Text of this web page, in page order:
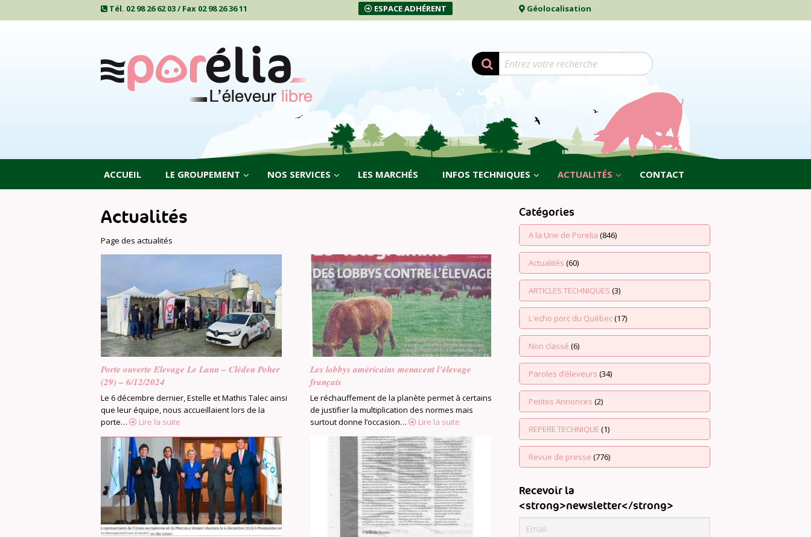
Tél. 02 98 26 62 03 / Fax 02 98 26 36 11 ESPACE ADHÉRENT Géolocalisation
ACCUEIL LE GROUPEMENT NOS SERVICES LES MARCHÉS INFOS TECHNIQUES ACTUALITÉS CONTACT
Actualités
Page des actualités
Porte ouverte Elevage Le Lann – Cléden Poher
(29) – 6/12/2024
Le 6 décembre dernier, Estelle et Mathis Talec ainsi
que leur équipe, nous accueillaient lors de la
porte…
Lire la suite
Les lobbys américains menacent l’élevage
français
Le réchauffement de la planète permet à certains
de justifier la multiplication des normes mais
surtout donne l’occasion…
Lire la suite
Catégories
A la Une de Porelia (846)
Actualités (60)
ARTICLES TECHNIQUES (3)
L'echo porc du Québec(17)
Non classé (6)
Paroles d’éleveurs (34)
Petites Annonces (2)
REPERE TECHNIQUE (1)
Revue de presse (776)
Recevoir la
<strong>newsletter</strong>